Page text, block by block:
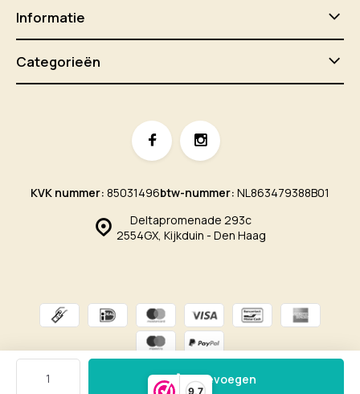
9,7
Toevoegen
Informatie
Categorieën
Deltapromenade 293c
2554GX, Kijkduin - Den Haag
KVK nummer: 85031496btw-nummer: NL863479388B01
© CaLinda's